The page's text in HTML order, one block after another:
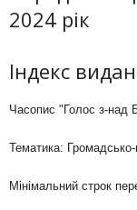
2024 рік
Індекс
Часопис "Голос з-над
Тематика: Громадсько-
Мінімальний строк